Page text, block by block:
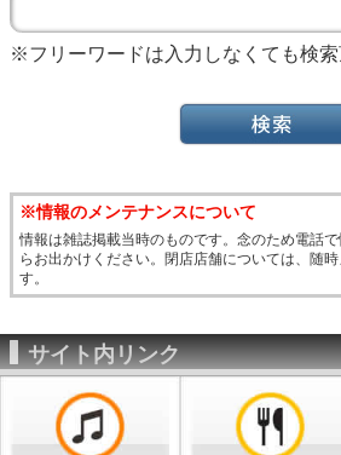
※フリーワードは入力しなくても検索
※情報のメンテナンスについて
情報は雑誌掲載当時のものです。念のため電話
らお出かけください。閉店店舗については、随
す。
サイト内リンク